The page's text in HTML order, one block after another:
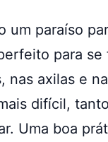
um paraíso
para
nas axilas e
difícil,
Uma boa